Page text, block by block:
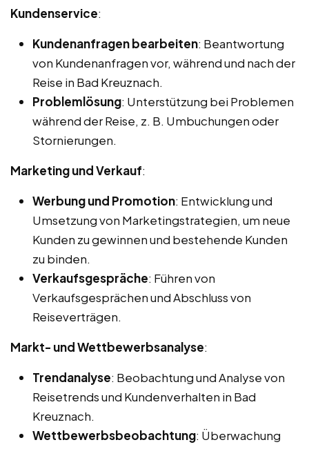
Kundenservice:
Kundenanfragen bearbeiten: Beantwortung
von Kundenanfragen vor, während und nach der
Reise in Bad Kreuznach.
Problemlösung: Unterstützung bei Problemen
während der Reise, z. B. Umbuchungen oder
Stornierungen.
Marketing und Verkauf:
Werbung und Promotion: Entwicklung und
Umsetzung von Marketingstrategien, um neue
Kunden zu gewinnen und bestehende Kunden
zu binden.
Verkaufsgespräche: Führen von
Verkaufsgesprächen und Abschluss von
Reiseverträgen.
Markt- und Wettbewerbsanalyse:
Trendanalyse: Beobachtung und Analyse von
Reisetrends und Kundenverhalten in Bad
Kreuznach.
Wettbewerbsbeobachtung: Überwachung